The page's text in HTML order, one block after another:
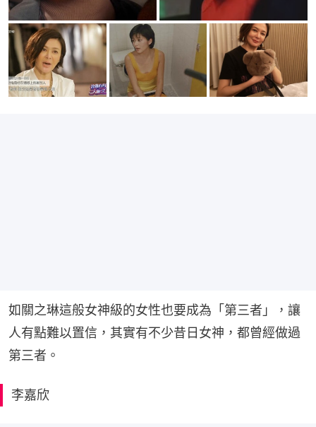
如關之琳這般女神級的女性也要成為「第三者」，讓
人有點難以置信，其實有不少昔日女神，都曾經做過
第三者。
李嘉欣